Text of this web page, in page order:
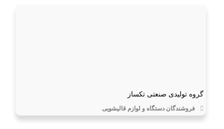
گروه تولیدی صنعتی تکساز
فروشندگان دستگاه و لوازم قالیشویی